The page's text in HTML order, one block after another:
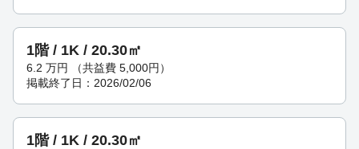
1階 / 1K / 20.30㎡
6.2 万円 （共益費 5,000円）
掲載終了日：2026/02/06
1階 / 1K / 20.30㎡